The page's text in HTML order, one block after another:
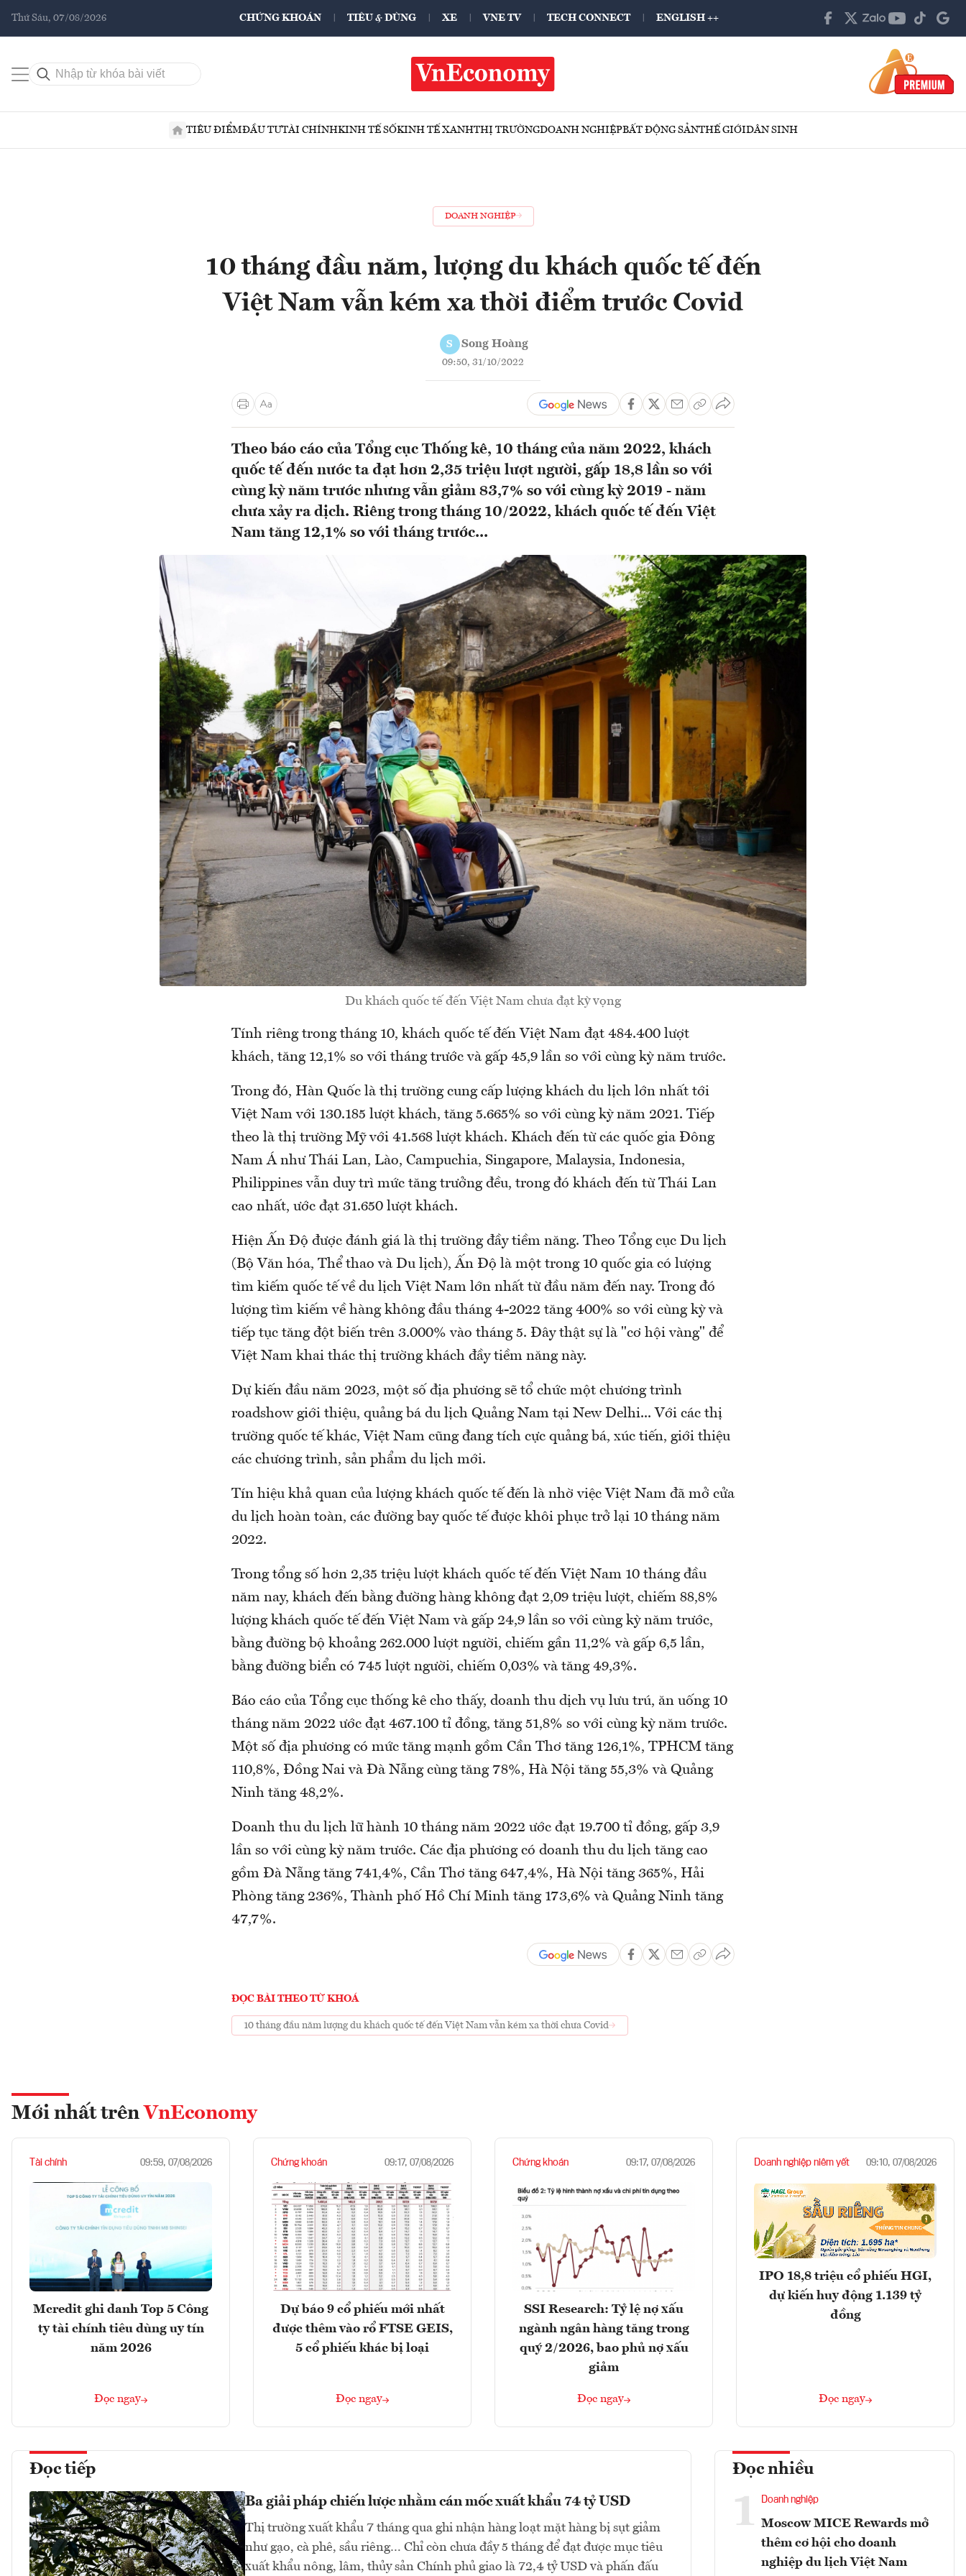
Thứ Sáu, 07/08/2026 CHỨNG KHOÁN TIÊU & DÙNG XE VNE TV TECH CONNECT ENGLISH ++
TIÊU ĐIỂMĐẦU TƯTÀI CHÍNHKINH TẾ SỐKINH TẾ XANHTHỊ TRƯỜNGDOANH NGHIỆPBẤT ĐỘNG SẢNTHẾ GIỚIDÂN SINH
DOANH NGHIỆP
10 tháng đầu năm, lượng du khách quốc tế đến
Việt Nam vẫn kém xa thời điểm trước Covid
S Song Hoàng
09:50, 31/10/2022
Theo báo cáo của Tổng cục Thống kê, 10 tháng của năm 2022, khách
quốc tế đến nước ta đạt hơn 2,35 triệu lượt người, gấp 18,8 lần so với
cùng kỳ năm trước nhưng vẫn giảm 83,7% so với cùng kỳ 2019 - năm
chưa xảy ra dịch. Riêng trong tháng 10/2022, khách quốc tế đến Việt
Nam tăng 12,1% so với tháng trước...
Du khách quốc tế đến Việt Nam chưa đạt kỳ vọng
Tính riêng trong tháng 10, khách quốc tế đến Việt Nam đạt 484.400 lượt
khách, tăng 12,1% so với tháng trước và gấp 45,9 lần so với cùng kỳ năm trước.
Trong đó, Hàn Quốc là thị trường cung cấp lượng khách du lịch lớn nhất tới
Việt Nam với 130.185 lượt khách, tăng 5.665% so với cùng kỳ năm 2021. Tiếp
theo là thị trường Mỹ với 41.568 lượt khách. Khách đến từ các quốc gia Đông
Nam Á như Thái Lan, Lào, Campuchia, Singapore, Malaysia, Indonesia,
Philippines vẫn duy trì mức tăng trưởng đều, trong đó khách đến từ Thái Lan
cao nhất, ước đạt 31.650 lượt khách.
Hiện Ấn Độ được đánh giá là thị trường đầy tiềm năng. Theo Tổng cục Du lịch
(Bộ Văn hóa, Thể thao và Du lịch), Ấn Độ là một trong 10 quốc gia có lượng
tìm kiếm quốc tế về du lịch Việt Nam lớn nhất từ đầu năm đến nay. Trong đó
lượng tìm kiếm về hàng không đầu tháng 4-2022 tăng 400% so với cùng kỳ và
tiếp tục tăng đột biến trên 3.000% vào tháng 5. Đây thật sự là "cơ hội vàng" để
Việt Nam khai thác thị trường khách đầy tiềm năng này.
Dự kiến đầu năm 2023, một số địa phương sẽ tổ chức một chương trình
roadshow giới thiệu, quảng bá du lịch Quảng Nam tại New Delhi... Với các thị
trường quốc tế khác, Việt Nam cũng đang tích cực quảng bá, xúc tiến, giới thiệu
các chương trình, sản phẩm du lịch mới.
Tín hiệu khả quan của lượng khách quốc tế đến là nhờ việc Việt Nam đã mở cửa
du lịch hoàn toàn, các đường bay quốc tế được khôi phục trở lại 10 tháng năm
2022.
Trong tổng số hơn 2,35 triệu lượt khách quốc tế đến Việt Nam 10 tháng đầu
năm nay, khách đến bằng đường hàng không đạt 2,09 triệu lượt, chiếm 88,8%
lượng khách quốc tế đến Việt Nam và gấp 24,9 lần so với cùng kỳ năm trước,
bằng đường bộ khoảng 262.000 lượt người, chiếm gần 11,2% và gấp 6,5 lần,
bằng đường biển có 745 lượt người, chiếm 0,03% và tăng 49,3%.
Báo cáo của Tổng cục thống kê cho thấy, doanh thu dịch vụ lưu trú, ăn uống 10
tháng năm 2022 ước đạt 467.100 tỉ đồng, tăng 51,8% so với cùng kỳ năm trước.
Một số địa phương có mức tăng mạnh gồm Cần Thơ tăng 126,1%, TPHCM tăng
110,8%, Đồng Nai và Đà Nẵng cùng tăng 78%, Hà Nội tăng 55,3% và Quảng
Ninh tăng 48,2%.
Doanh thu du lịch lữ hành 10 tháng năm 2022 ước đạt 19.700 tỉ đồng, gấp 3,9
lần so với cùng kỳ năm trước. Các địa phương có doanh thu du lịch tăng cao
gồm Đà Nẵng tăng 741,4%, Cần Thơ tăng 647,4%, Hà Nội tăng 365%, Hải
Phòng tăng 236%, Thành phố Hồ Chí Minh tăng 173,6% và Quảng Ninh tăng
47,7%.
ĐỌC BÀI THEO TỪ KHOÁ
10 tháng đầu năm lượng du khách quốc tế đến Việt Nam vẫn kém xa thời chưa Covid
Mới nhất trên VnEconomy
Tài chính 09:59, 07/08/2026
Mcredit ghi danh Top 5 Công
ty tài chính tiêu dùng uy tín
năm 2026
Đọc ngay
Chứng khoán 09:17, 07/08/2026
Dự báo 9 cổ phiếu mới nhất
được thêm vào rổ FTSE GEIS,
5 cổ phiếu khác bị loại
Đọc ngay
Chứng khoán 09:17, 07/08/2026
SSI Research: Tỷ lệ nợ xấu
ngành ngân hàng tăng trong
quý 2/2026, bao phủ nợ xấu
giảm
Đọc ngay
Doanh nghiệp niêm yết 09:10, 07/08/2026
IPO 18,8 triệu cổ phiếu HGI,
dự kiến huy động 1.139 tỷ
đồng
Đọc ngay
Đọc tiếp
Ba giải pháp chiến lược nhằm cán mốc xuất khẩu 74 tỷ USD
Thị trường xuất khẩu 7 tháng qua ghi nhận hàng loạt mặt hàng bị sụt giảm
như gạo, cà phê, sầu riêng… Chỉ còn chưa đầy 5 tháng để đạt được mục tiêu
xuất khẩu nông, lâm, thủy sản Chính phủ giao là 72,4 tỷ USD và phấn đấu
Đọc nhiều
1 Doanh nghiệp
Moscow MICE Rewards mở
thêm cơ hội cho doanh
nghiệp du lịch Việt Nam